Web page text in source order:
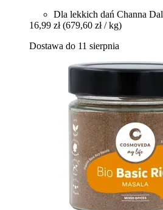
Dla lekkich dań Channa Dal
16,99 zł (679,60 zł / kg)
Dostawa do 11 sierpnia